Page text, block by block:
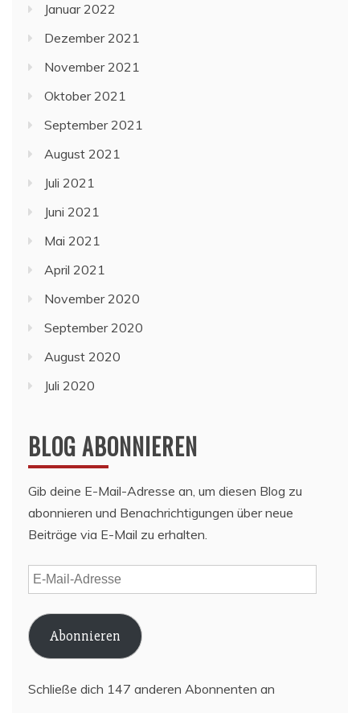
Januar 2022
Dezember 2021
November 2021
Oktober 2021
September 2021
August 2021
Juli 2021
Juni 2021
Mai 2021
April 2021
November 2020
September 2020
August 2020
Juli 2020
BLOG ABONNIEREN
Gib deine E-Mail-Adresse an, um diesen Blog zu
abonnieren und Benachrichtigungen über neue
Beiträge via E-Mail zu erhalten.
E-
Mail-
Adresse
Abonnieren
Schließe dich 147 anderen Abonnenten an